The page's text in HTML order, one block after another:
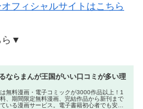
フィシャルサイトはこちら
ら▼
ならまんが王国がいい口コミが多い理
無料漫画・電子コミックが3000作品以上！1
、期間限定無料漫画、完結作品から新刊まで
いる漫画サービス。電子書籍初心者でも安全